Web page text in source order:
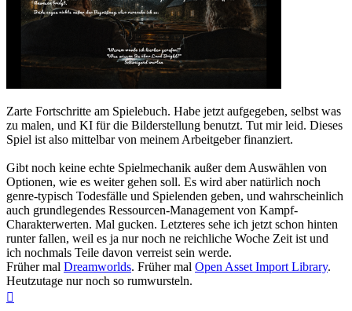
Zarte Fortschritte am Spielebuch. Habe jetzt aufgegeben, selbst was
zu malen, und KI für die Bilderstellung benutzt. Tut mir leid. Dieses
Spiel ist also mittelbar von meinem Arbeitgeber finanziert.
Gibt noch keine echte Spielmechanik außer dem Auswählen von
Optionen, wie es weiter gehen soll. Es wird aber natürlich noch
genre-typisch Todesfälle und Spielenden geben, und wahrscheinlich
auch grundlegendes Ressourcen-Management von Kampf-
Charakterwerten. Mal gucken. Letzteres sehe ich jetzt schon hinten
runter fallen, weil es ja nur noch ne reichliche Woche Zeit ist und
ich nochmals Teile davon verreist sein werde.
Früher mal Dreamworlds. Früher mal Open Asset Import Library.
Heutzutage nur noch so rumwursteln.